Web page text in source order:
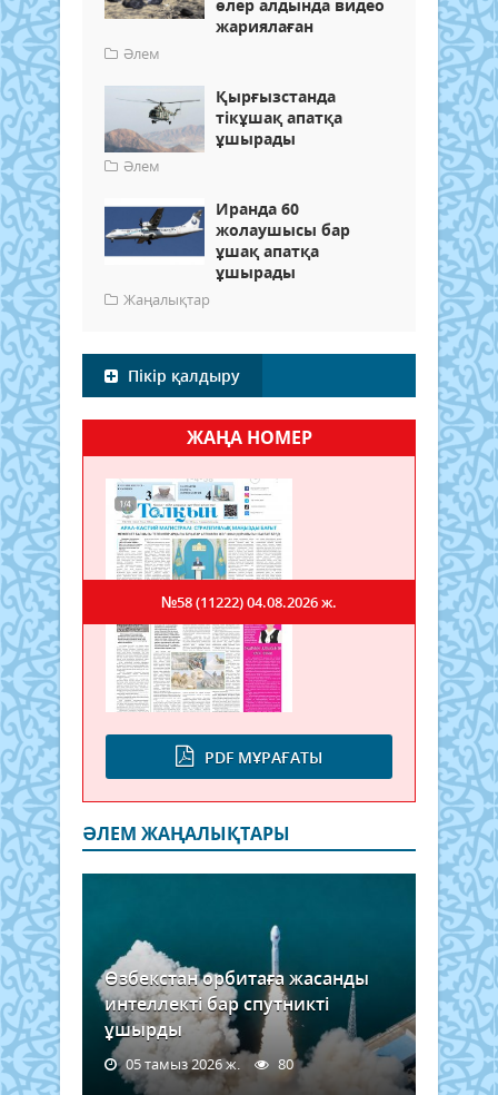
өлер алдында видео
жариялаған
Әлем
Қырғызстанда
тікұшақ апатқа
ұшырады
Әлем
Иранда 60
жолаушысы бар
ұшақ апатқа
ұшырады
Жаңалықтар
Пікір қалдыру
ЖАҢА НОМЕР
PDF МҰРАҒАТЫ
№58 (11222)04.08.2026 ж.
ӘЛЕМ ЖАҢАЛЫҚТАРЫ
Өзбекстан орбитаға жасанды
интеллекті бар спутникті
ұшырды
05 тамыз 2026 ж. 80